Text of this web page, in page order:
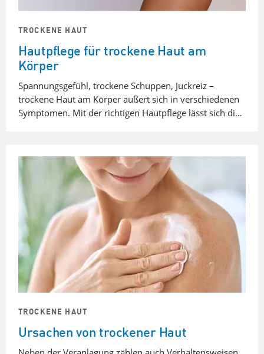
TROCKENE HAUT
Hautpflege für trockene Haut am
Körper
Spannungsgefühl, trockene Schuppen, Juckreiz –
trockene Haut am Körper äußert sich in verschiedenen
Symptomen. Mit der richtigen Hautpflege lässt sich di…
TROCKENE HAUT
Ursachen von trockener Haut